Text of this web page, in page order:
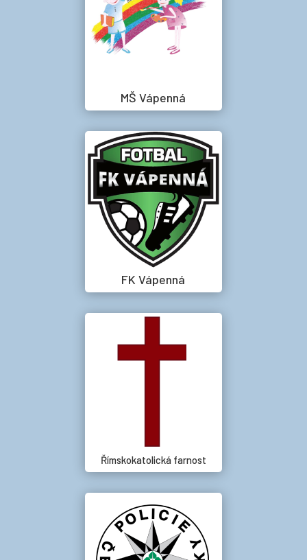
MŠ Vápenná
FK Vápenná
Římskokatolická farnost